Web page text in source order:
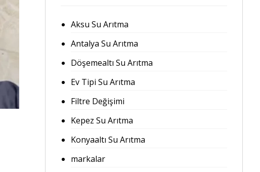
Aksu Su Arıtma
Antalya Su Arıtma
Döşemealtı Su Arıtma
Ev Tipi Su Arıtma
Filtre Değişimi
Kepez Su Arıtma
Konyaaltı Su Arıtma
markalar